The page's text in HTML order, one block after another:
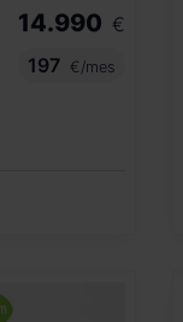
14.990 €
197
€/mes